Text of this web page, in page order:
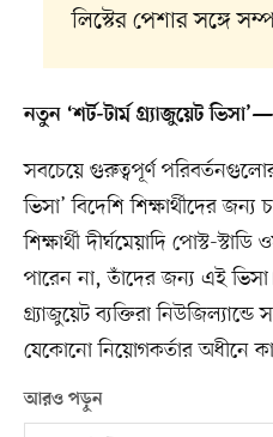
লিস্টের পেশার সঙ্গে
নতুন ‘শর্ট-টার্ম গ্র্যাজুয়েট ভিসা’—
সবচেয়ে গুরুত্বপূর্ণ
ভিসা’ বিদেশি শিক্ষার্থীদের
শিক্ষার্থী দীর্ঘমেয়াদি পোস্ট-
পারেন না, তাঁদের জন্য এই
গ্র্যাজুয়েট ব্যক্তিরা
যেকোনো নিয়োগকর্তার অধীনে
আরও পড়ুন